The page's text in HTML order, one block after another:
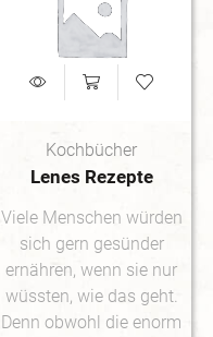
Kochbücher
Lenes Rezepte
Viele Menschen würden
sich gern gesünder
ernähren, wenn sie nur
wüss­ten, wie das geht.
Denn obwohl die enorm